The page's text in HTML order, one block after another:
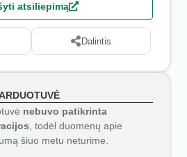
atsiliepimą
Dalintis
nebuvo patikrinta
, todėl duomenų apie
šiuo metu neturime.